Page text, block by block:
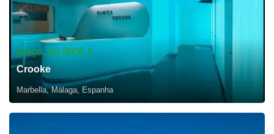
preço: de 8000 €
Crooke
Marbella, Málaga, Espanha